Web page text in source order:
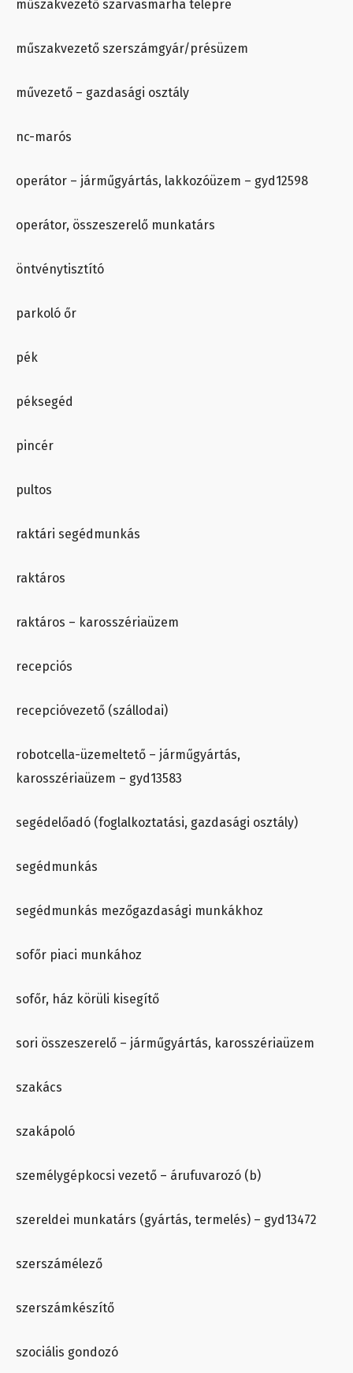
műszakvezető szarvasmarha telepre
műszakvezető szerszámgyár/présüzem
művezető – gazdasági osztály
nc-marós
operátor – járműgyártás, lakkozóüzem – gyd12598
operátor, összeszerelő munkatárs
öntvénytisztító
parkoló őr
pék
péksegéd
pincér
pultos
raktári segédmunkás
raktáros
raktáros – karosszériaüzem
recepciós
recepcióvezető (szállodai)
robotcella-üzemeltető – járműgyártás,
karosszériaüzem – gyd13583
segédelőadó (foglalkoztatási, gazdasági osztály)
segédmunkás
segédmunkás mezőgazdasági munkákhoz
sofőr piaci munkához
sofőr, ház körüli kisegítő
sori összeszerelő – járműgyártás, karosszériaüzem
szakács
szakápoló
személygépkocsi vezető – árufuvarozó (b)
szereldei munkatárs (gyártás, termelés) – gyd13472
szerszámélező
szerszámkészítő
szociális gondozó